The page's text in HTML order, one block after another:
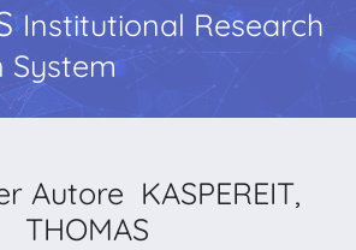
Institutional Research
System
Autore KASPEREIT,
THOMAS